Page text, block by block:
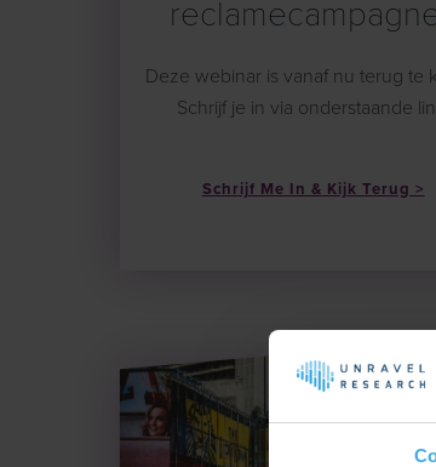
Deze webinar is vanaf nu terug te
Schrijf je in via onderstaande
Schrijf Me In & Kijk Terug